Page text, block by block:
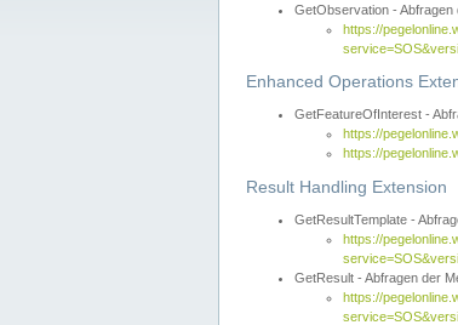
GetObservation - Abfragen
https://
Enhanced Operations
GetFeatureOfInterest -
https://
https://
Result Handling Extension
GetResultTemplate -
https://
GetResult - Abfragen der
https://